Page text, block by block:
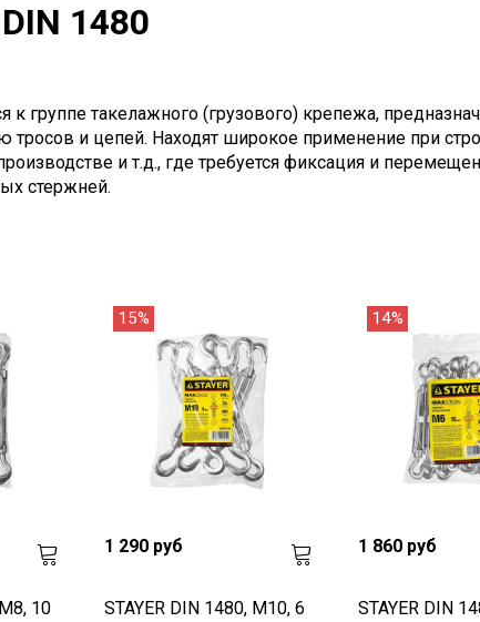
1480
к группе такелажного (грузового) крепежа,
тросов и цепей. Находят широкое применение при
и т.д., где требуется фиксация и
стержней.
10
15%
1 290 руб
STAYER DIN 1480, М10, 6
14%
1 860 руб
STAYER DIN